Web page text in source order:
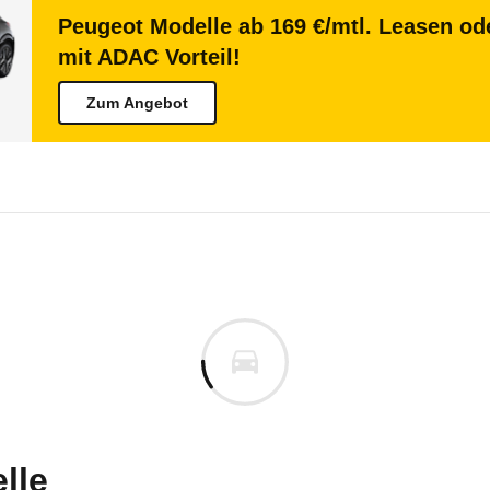
Peugeot Modelle ab 169 €/mtl. Leasen
mit ADAC Vorteil!
Zum Angebot
Lassen Sie uns gerne wissen, wenn Sie